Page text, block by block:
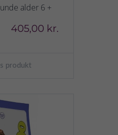
alder 6 +
405,00 kr.
produkt